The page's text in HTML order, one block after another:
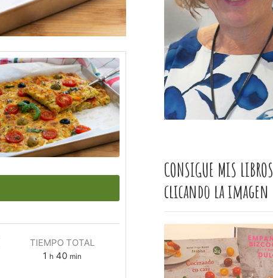
TIEMPO TOTAL
1 h 40 min
CONSIGUE MIS LIBROS
clicando la imagen